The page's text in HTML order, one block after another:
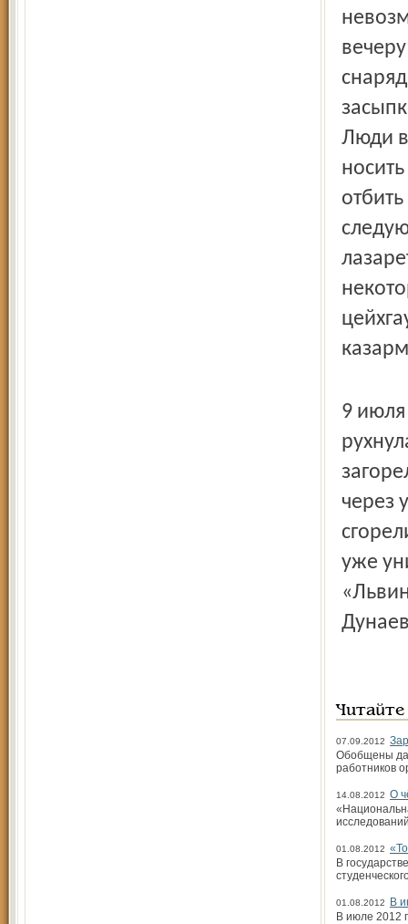
Люди
9
через
уже
07.09.2012
Обобщены
работников
14.08.2012 О
01.08.2012
В
01.08.2012
В
В июле 2012